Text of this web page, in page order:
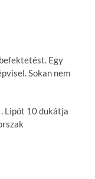
Egy
Sokan nem
Lipót 10 dukátja